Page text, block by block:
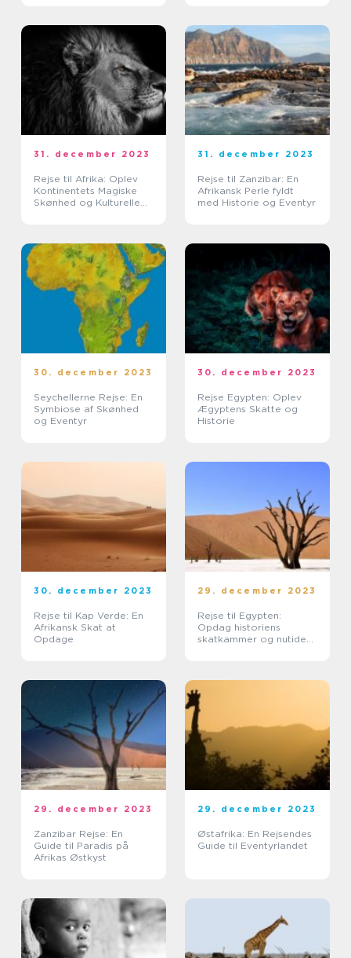
31. december 2023
Rejse til Afrika: Oplev
Kontinentets Magiske
Skønhed og Kulturelle
31. december 2023
Rejse til Zanzibar: En
Afrikansk Perle fyldt
med Historie og Eventyr
30. december 2023
Seychellerne Rejse: En
Symbiose af Skønhed
og Eventyr
30. december 2023
Rejse Egypten: Oplev
Ægyptens Skatte og
Historie
30. december 2023
Rejse til Kap Verde: En
Afrikansk Skat at
Opdage
29. december 2023
Rejse til Egypten:
Opdag historiens
skatkammer og nutidens
29. december 2023
Zanzibar Rejse: En
Guide til Paradis på
Afrikas Østkyst
29. december 2023
Østafrika: En Rejsendes
Guide til Eventyrlandet